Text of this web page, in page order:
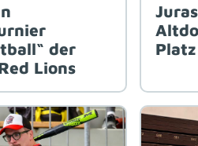
der
Lions